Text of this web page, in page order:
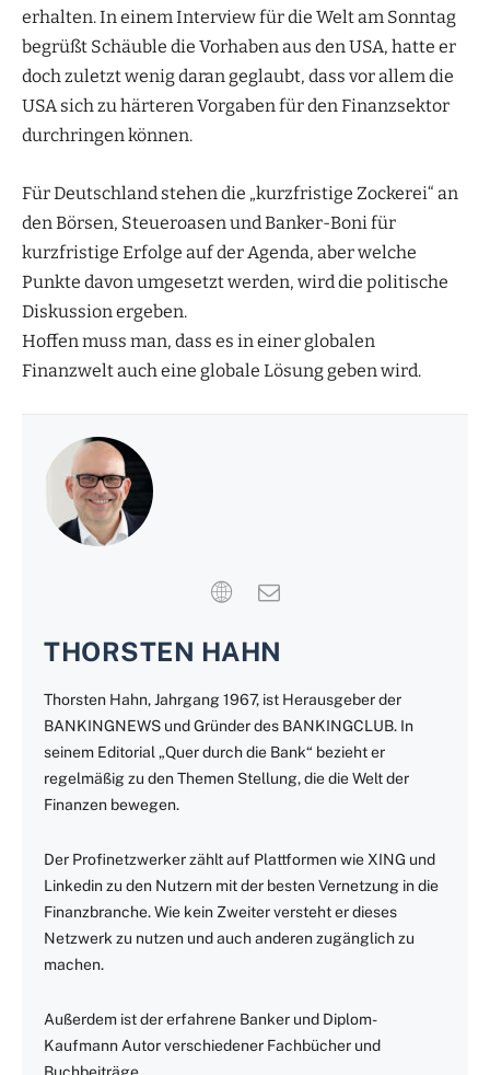
erhalten. In einem Interview für die Welt am Sonntag
begrüßt Schäuble die Vorhaben aus den USA, hatte er
doch zuletzt wenig daran geglaubt, dass vor allem die
USA sich zu härteren Vorgaben für den Finanzsektor
durchringen können.
Für Deutschland stehen die „kurzfristige Zockerei“ an
den Börsen, Steueroasen und Banker-Boni für
kurzfristige Erfolge auf der Agenda, aber welche
Punkte davon umgesetzt werden, wird die politische
Diskussion ergeben.
Hoffen muss man, dass es in einer globalen
Finanzwelt auch eine globale Lösung geben wird.
THORSTEN HAHN
Thorsten Hahn, Jahrgang 1967, ist Herausgeber der
BANKINGNEWS und Gründer des BANKINGCLUB. In
seinem Editorial „Quer durch die Bank“ bezieht er
regelmäßig zu den Themen Stellung, die die Welt der
Finanzen bewegen.
Der Profinetzwerker zählt auf Plattformen wie XING und
Linkedin zu den Nutzern mit der besten Vernetzung in die
Finanzbranche. Wie kein Zweiter versteht er dieses
Netzwerk zu nutzen und auch anderen zugänglich zu
machen.
Außerdem ist der erfahrene Banker und Diplom-
Kaufmann Autor verschiedener Fachbücher und